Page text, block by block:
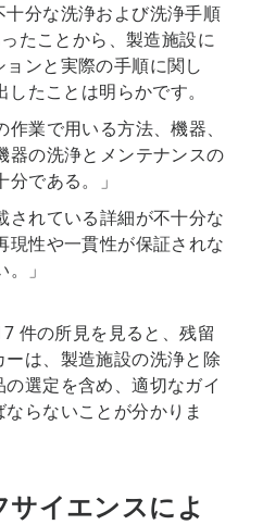
十分な洗浄および洗浄手順
たことから、製造施設に
ンと実際の手順に関し
したことは明らかです。
作業で用いる方法、機器、
器の洗浄とメンテナンスの
分である。」
されている詳細が不十分な
現性や一貫性が保証されな
。」
件の所見を見ると、残留
は、製造施設の洗浄と除
選定を含め、適切なガイ
らないことが分かりま
イエンスによ